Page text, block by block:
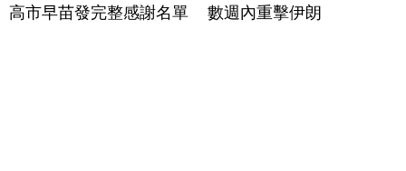
高市早苗發完整感謝名單
數週內重擊伊朗